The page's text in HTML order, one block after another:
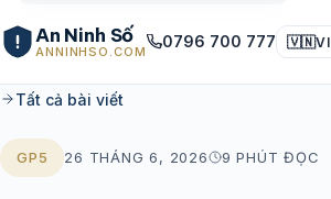
An Ninh Số
ANNINHSO.COM
0796 700 777 🇻🇳VI
Tất cả bài viết
GP5 26 THÁNG 6, 2026 9 PHÚT ĐỌC